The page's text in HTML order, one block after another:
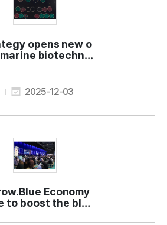
biotechnol
2025-12-03
to boost the blue